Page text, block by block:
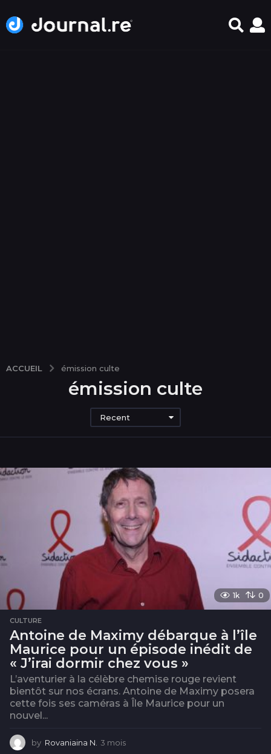
ACCUEIL émission culte
émission culte
Recent
1k 0
CULTURE
Antoine de Maximy débarque à l’île
Maurice pour un épisode inédit de
« J’irai dormir chez vous »
L’aventurier à la célèbre chemise rouge revient
bientôt sur nos écrans. Antoine de Maximy posera
cette fois ses caméras à Île Maurice pour un
nouvel...
by Rovaniaina N. 3 mois